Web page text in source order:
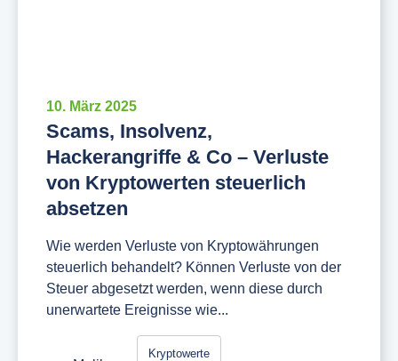
10. März 2025
Scams, Insolvenz,
Hackerangriffe & Co – Verluste
von Kryptowerten steuerlich
absetzen
Wie werden Verluste von Kryptowährungen
steuerlich behandelt? Können Verluste von der
Steuer abgesetzt werden, wenn diese durch
unerwartete Ereignisse wie...
Kryptowerte